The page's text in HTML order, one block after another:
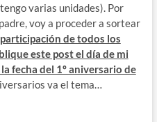
varias unidades). Por
voy a proceder a sortear
de todos los
este post el día de mi
fecha del 1º aniversario de
va el tema…